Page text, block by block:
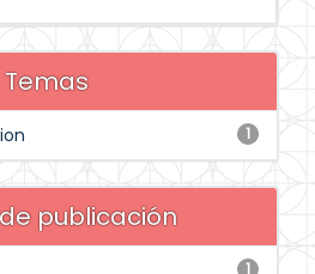
Temas
1
publicación
1